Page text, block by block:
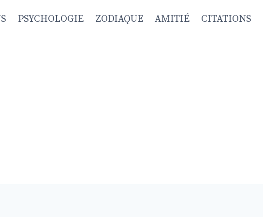
PSYCHOLOGIE ZODIAQUE AMITIÉ CITATIONS